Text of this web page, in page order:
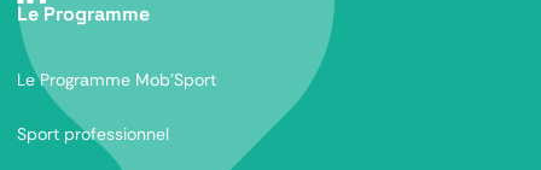
Le Programme
Le Programme Mob’Sport
Sport professionnel